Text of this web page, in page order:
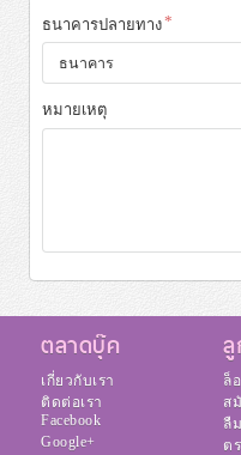
ธนาคารปลายทาง
ธนาคาร
หมายเหตุ
ตลาดบุ๊ค
เกี่ยวกับเรา
ติดต่อเรา
Facebook
Google+
ล็
ส
ลื
ต